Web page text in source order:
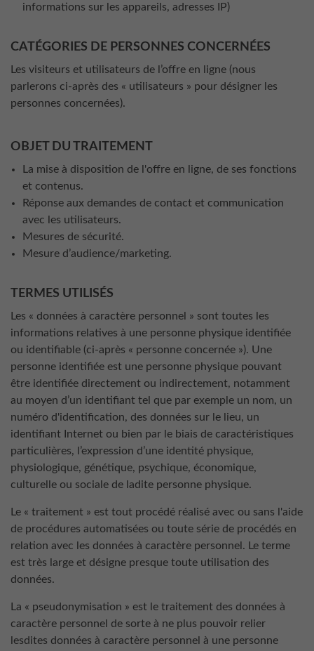
informations sur les appareils, adresses IP)
CATÉGORIES DE PERSONNES CONCERNÉES
Les visiteurs et utilisateurs de l’offre en ligne (nous
parlerons ci-après des « utilisateurs » pour désigner les
personnes concernées).
OBJET DU TRAITEMENT
La mise à disposition de l'offre en ligne, de ses fonctions
et contenus.
Réponse aux demandes de contact et communication
avec les utilisateurs.
Mesures de sécurité.
Mesure d’audience/marketing.
TERMES UTILISÉS
Les « données à caractère personnel » sont toutes les
informations relatives à une personne physique identifiée
ou identifiable (ci-après « personne concernée »). Une
personne identifiée est une personne physique pouvant
être identifiée directement ou indirectement, notamment
au moyen d’un identifiant tel que par exemple un nom, un
numéro d'identification, des données sur le lieu, un
identifiant Internet ou bien par le biais de caractéristiques
particulières, l’expression d’une identité physique,
physiologique, génétique, psychique, économique,
culturelle ou sociale de ladite personne physique.
Le « traitement » est tout procédé réalisé avec ou sans l'aide
de procédures automatisées ou toute série de procédés en
relation avec les données à caractère personnel. Le terme
est très large et désigne presque toute utilisation des
données.
La « pseudonymisation » est le traitement des données à
caractère personnel de sorte à ne plus pouvoir relier
lesdites données à caractère personnel à une personne